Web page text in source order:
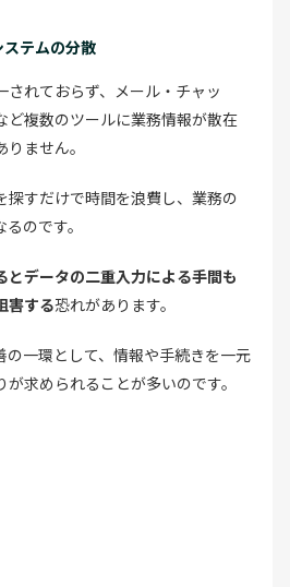
ステムの分散
れておらず、メール・チャッ
ど複数のツールに業務情報が散在
ません。
探すだけで時間を浪費し、業務の
のです。
とデータの二重入力による手間も
害する恐れがあります。
の一環として、情報や手続きを一元
求められることが多いのです。